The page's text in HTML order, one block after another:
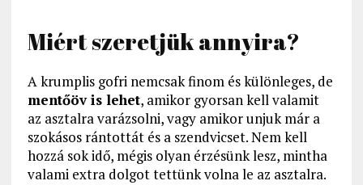
Miért szeretjük annyira?
A krumplis gofri nemcsak finom és különleges, de
mentőöv is lehet, amikor gyorsan kell valamit
az asztalra varázsolni, vagy amikor unjuk már a
szokásos rántottát és a szendvicset. Nem kell
hozzá sok idő, mégis olyan érzésünk lesz, mintha
valami extra dolgot tettünk volna le az asztalra.